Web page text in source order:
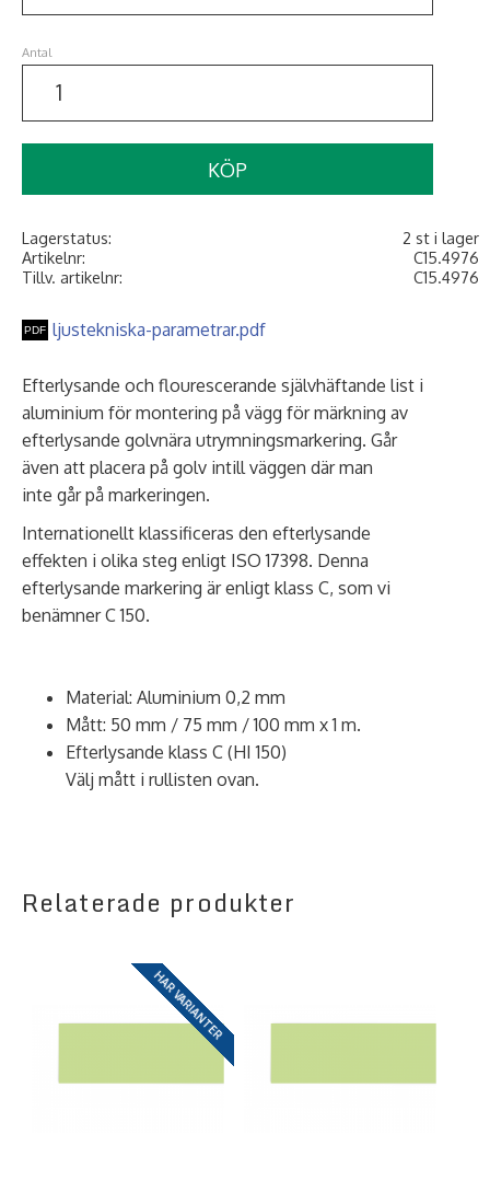
Antal
KÖP
Lagerstatus
2 st i lager
Artikelnr
C15.4976
Tillv. artikelnr
C15.4976
ljustekniska-parametrar.pdf
Efterlysande och flourescerande självhäftande list i
aluminium för montering på vägg för märkning av
efterlysande golvnära utrymningsmarkering. Går
även att placera på golv intill väggen där man
inte går på markeringen.
Internationellt klassificeras den efterlysande
effekten i olika steg enligt ISO 17398. Denna
efterlysande markering är enligt klass C, som vi
benämner C 150.
Material: Aluminium 0,2 mm
Mått: 50 mm / 75 mm / 100 mm x 1 m.
Efterlysande klass C (HI 150)
Välj mått i rullisten ovan.
Relaterade produkter
HAR VARIANTER